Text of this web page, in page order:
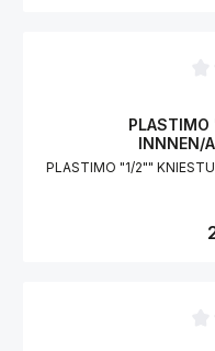
INNNEN/
PLASTIMO "1/2""